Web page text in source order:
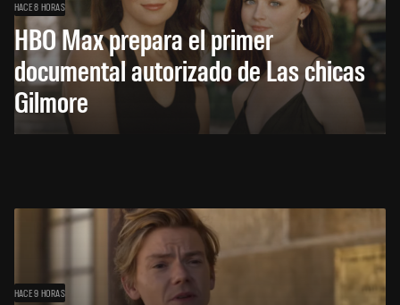
HACE 8 HORAS
HBO Max prepara el primer
documental autorizado de Las chicas
Gilmore
HACE 9 HORAS